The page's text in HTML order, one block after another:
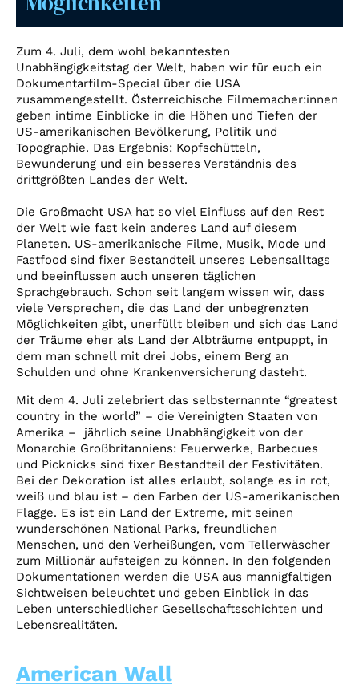
Account
Zum 4. Juli, dem wohl bekanntesten
Unabhängigkeitstag der Welt, haben wir für euch ein
Dokumentarfilm-Special über die USA
zusammengestellt. Österreichische Filmemacher:innen
geben intime Einblicke in die Höhen und Tiefen der
US-amerikanischen Bevölkerung, Politik und
Topographie. Das Ergebnis: Kopfschütteln,
Bewunderung und ein besseres Verständnis des
drittgrößten Landes der Welt.
Die Großmacht USA hat so viel Einfluss auf den Rest
der Welt wie fast kein anderes Land auf diesem
Planeten. US-amerikanische Filme, Musik, Mode und
Fastfood sind fixer Bestandteil unseres Lebensalltags
und beeinflussen auch unseren täglichen
Sprachgebrauch. Schon seit langem wissen wir, dass
viele Versprechen, die das Land der unbegrenzten
Möglichkeiten gibt, unerfüllt bleiben und sich das Land
der Träume eher als Land der Albträume entpuppt, in
dem man schnell mit drei Jobs, einem Berg an
Schulden und ohne Krankenversicherung dasteht.
Mit dem 4. Juli zelebriert das selbsternannte “greatest
country in the world” – die Vereinigten Staaten von
Amerika – jährlich seine Unabhängigkeit von der
Monarchie Großbritanniens: Feuerwerke, Barbecues
und Picknicks sind fixer Bestandteil der Festivitäten.
Bei der Dekoration ist alles erlaubt, solange es in rot,
weiß und blau ist – den Farben der US-amerikanischen
Flagge. Es ist ein Land der Extreme, mit seinen
wunderschönen National Parks, freundlichen
Menschen, und den Verheißungen, vom Tellerwäscher
zum Millionär aufsteigen zu können. In den folgenden
Dokumentationen werden die USA aus mannigfaltigen
Sichtweisen beleuchtet und geben Einblick in das
Leben unterschiedlicher Gesellschaftsschichten und
Lebensrealitäten.
American Wall